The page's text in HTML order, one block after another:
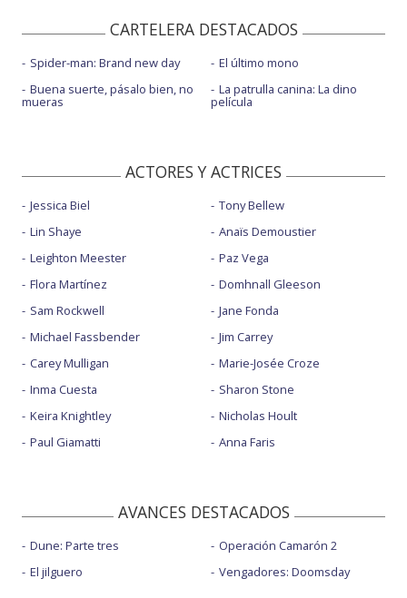
CARTELERA DESTACADOS
Spider-man: Brand new day
Buena suerte, pásalo bien, no
mueras
El último mono
La patrulla canina: La dino
película
ACTORES Y ACTRICES
Jessica Biel
Lin Shaye
Leighton Meester
Flora Martínez
Sam Rockwell
Michael Fassbender
Carey Mulligan
Inma Cuesta
Keira Knightley
Paul Giamatti
Tony Bellew
Anaïs Demoustier
Paz Vega
Domhnall Gleeson
Jane Fonda
Jim Carrey
Marie-Josée Croze
Sharon Stone
Nicholas Hoult
Anna Faris
AVANCES DESTACADOS
Dune: Parte tres
El jilguero
Operación Camarón 2
Vengadores: Doomsday